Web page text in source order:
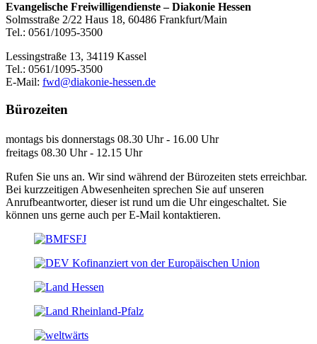
Evangelische Freiwilligendienste – Diakonie Hessen
Solmsstraße 2/22 Haus 18, 60486 Frankfurt/Main
Tel.: 0561/1095-3500
Lessingstraße 13, 34119 Kassel
Tel.: 0561/1095-3500
E-Mail: fwd@diakonie-hessen.de
Bürozeiten
montags bis donnerstags 08.30 Uhr - 16.00 Uhr
freitags 08.30 Uhr - 12.15 Uhr
Rufen Sie uns an. Wir sind während der Bürozeiten stets erreichbar.
Bei kurzzeitigen Abwesenheiten sprechen Sie auf unseren
Anrufbeantworter, dieser ist rund um die Uhr eingeschaltet. Sie
können uns gerne auch per E-Mail kontaktieren.